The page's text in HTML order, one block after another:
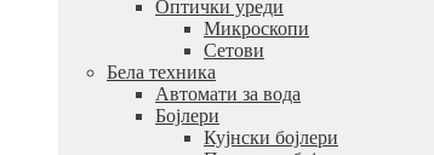
Оптички уреди
Микроскопи
Сетови
Бела техника
Автомати за вода
Бојлери
Кујнски бојлери